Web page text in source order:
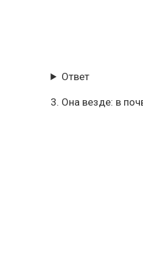
Ответ
3. Она везде: в